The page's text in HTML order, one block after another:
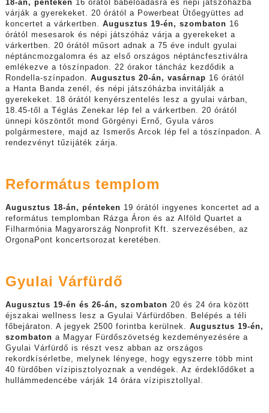
18-án, pénteken 16 órától bábelőadásra és népi játszóházba
várják a gyerekeket. 20 órától a Powerbeat Ütőegyüttes ad
koncertet a várkertben. Augusztus 19-én, szombaton 16
órától mesesarok és népi játszóház várja a gyerekeket a
várkertben. 20 órától műsort adnak a 75 éve indult gyulai
néptáncmozgalomra és az első országos néptáncfesztiválra
emlékezve a tószínpadon. 22 órakor táncház kezdődik a
Rondella-színpadon. Augusztus 20-án, vasárnap 16 órától
a Hanta Banda zenél, és népi játszóházba invitálják a
gyerekeket. 18 órától kenyérszentelés lesz a gyulai várban,
18.45-től a Téglás Zenekar lép fel a várkertben. 20 órától
ünnepi köszöntőt mond Görgényi Ernő, Gyula város
polgármestere, majd az Ismerős Arcok lép fel a tószínpadon. A
rendezvényt tűzijáték zárja.
Református templom
Augusztus 18-án, pénteken 19 órától ingyenes koncertet ad a
református templomban Rázga Áron és az Alföld Quartet a
Filharmónia Magyarország Nonprofit Kft. szervezésében, az
OrgonaPont koncertsorozat keretében.
Gyulai Várfürdő
Augusztus 19-én és 26-án, szombaton 20 és 24 óra között
éjszakai wellness lesz a Gyulai Várfürdőben. Belépés a téli
főbejáraton. A jegyek 2500 forintba kerülnek. Augusztus 19-én,
szombaton a Magyar Fürdőszövetség kezdeményezésére a
Gyulai Várfürdő is részt vesz abban az országos
rekordkísérletbe, melynek lényege, hogy egyszerre több mint
40 fürdőben vízipisztolyoznak a vendégek. Az érdeklődőket a
hullámmedencébe várják 14 órára vízipisztollyal.